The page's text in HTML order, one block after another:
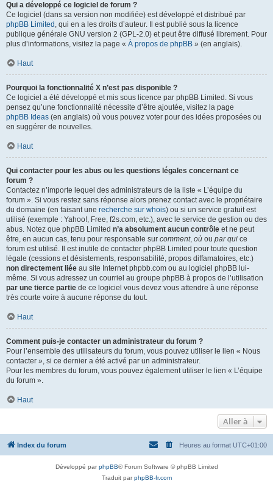
Qui a développé ce logiciel de forum ?
Ce logiciel (dans sa version non modifiée) est développé et distribué par
phpBB Limited , qui en a les droits d’auteur. Il est publié sous la licence
publique générale GNU version 2 (GPL-2.0) et peut être diffusé librement. Pour
plus d’informations, visitez la page « À propos de phpBB » (en anglais).
Haut
Pourquoi la fonctionnalité X n’est pas disponible ?
Ce logiciel a été développé et mis sous licence par phpBB Limited. Si vous
pensez qu’une fonctionnalité nécessite d’être ajoutée, visitez la page
phpBB Ideas (en anglais) où vous pouvez voter pour des idées proposées ou
en suggérer de nouvelles.
Haut
Qui contacter pour les abus ou les questions légales concernant ce
forum ?
Contactez n’importe lequel des administrateurs de la liste « L’équipe du
forum ». Si vous restez sans réponse alors prenez contact avec le propriétaire
du domaine (en faisant une recherche sur whois) ou si un service gratuit est
utilisé (exemple : Yahoo!, Free, f2s.com, etc.), avec le service de gestion ou des
abus. Notez que phpBB Limited n’a absolument aucun contrôle et ne peut
être, en aucun cas, tenu pour responsable sur comment, où ou par qui ce
forum est utilisé. Il est inutile de contacter phpBB Limited pour toute question
légale (cessions et désistements, responsabilité, propos diffamatoires, etc.)
non directement liée au site Internet phpbb.com ou au logiciel phpBB lui-
même. Si vous adressez un courriel au groupe phpBB à propos de l’utilisation
par une tierce partie de ce logiciel vous devez vous attendre à une réponse
très courte voire à aucune réponse du tout.
Haut
Comment puis-je contacter un administrateur du forum ?
Pour l’ensemble des utilisateurs du forum, vous pouvez utiliser le lien « Nous
contacter », si ce dernier a été activé par un administrateur.
Pour les membres du forum, vous pouvez également utiliser le lien « L’équipe
du forum ».
Haut
Aller à
Index du forum Heures au format UTC+01:00
Développé parphpBB® Forum Software © phpBB Limited
Traduit parphpBB-fr.com